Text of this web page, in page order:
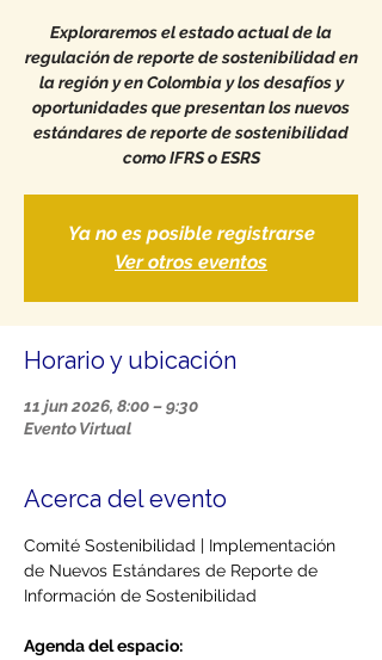
Exploraremos el estado actual de la
regulación de reporte de sostenibilidad en
la región y en Colombia y los desafíos y
oportunidades que presentan los nuevos
estándares de reporte de sostenibilidad
como IFRS o ESRS
Ya no es posible registrarse
Ver otros eventos
Horario y ubicación
11 jun 2026, 8:00 – 9:30
Evento Virtual
Acerca del evento
Comité Sostenibilidad | Implementación
de Nuevos Estándares de Reporte de
Información de Sostenibilidad
Agenda del espacio: